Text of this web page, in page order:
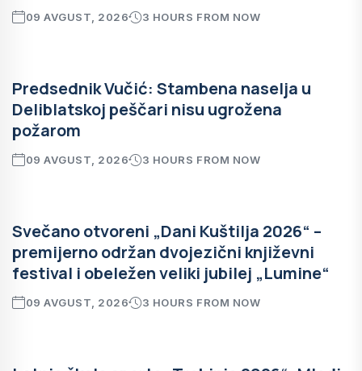
09 AVGUST, 2026 3 HOURS FROM NOW
Predsednik Vučić: Stambena naselja u
Deliblatskoj peščari nisu ugrožena
požarom
09 AVGUST, 2026 3 HOURS FROM NOW
Svečano otvoreni „Dani Kuštilja 2026“ –
premijerno održan dvojezični književni
festival i obeležen veliki jubilej „Lumine“
09 AVGUST, 2026 3 HOURS FROM NOW